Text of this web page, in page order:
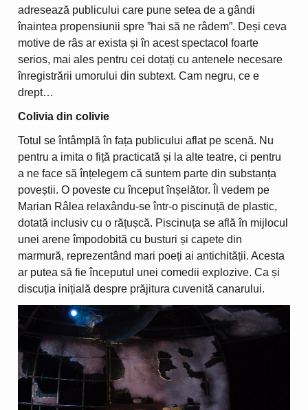
adresează publicului care pune setea de a gândi
înaintea propensiunii spre ”hai să ne râdem”. Deși ceva
motive de râs ar exista și în acest spectacol foarte
serios, mai ales pentru cei dotați cu antenele necesare
înregistrării umorului din subtext. Cam negru, ce e
drept…
Colivia din colivie
Totul se întâmplă în fața publicului aflat pe scenă. Nu
pentru a imita o fiță practicată și la alte teatre, ci pentru
a ne face să înțelegem că suntem parte din substanța
poveștii. O poveste cu început înșelător. Îl vedem pe
Marian Râlea relaxându-se într-o piscinuță de plastic,
dotată inclusiv cu o rățușcă. Piscinuța se află în mijlocul
unei arene împodobită cu busturi și capete din
marmură, reprezentând mari poeți ai antichității. Acesta
ar putea să fie începutul unei comedii explozive. Ca și
discuția inițială despre prăjitura cuvenită canarului.